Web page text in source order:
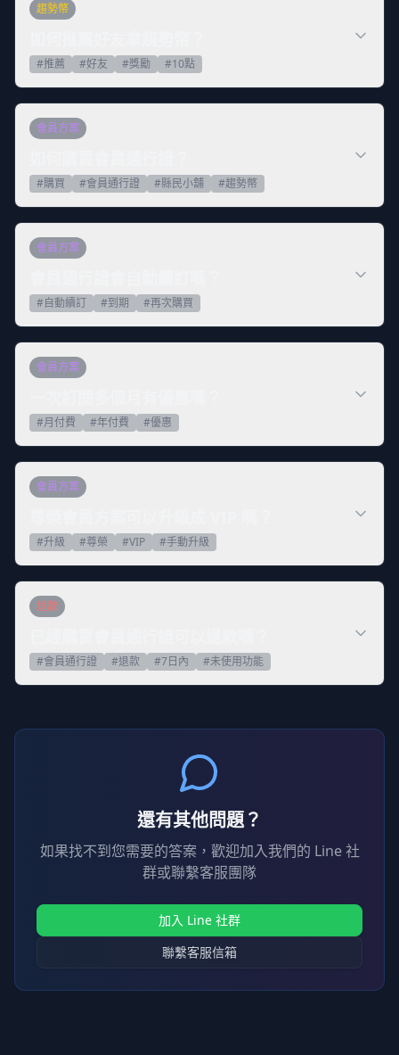
趨勢幣
#推薦 #好友 #獎勵 #10點
會員方案
#購買 #會員通行證 #縣民小舖 #趨勢幣
會員方案
#自動續訂 #到期 #再次購買
會員方案
#月付費 #年付費 #優惠
會員方案
#升級 #尊榮 #VIP #手動升級
退款
#會員通行證 #退款 #7日內 #未使用功能
還有其他問題？
如果找不到您需要的答案，歡迎加入我們的 Line 社
群或聯繫客服團隊
加入 Line 社群
聯繫客服信箱